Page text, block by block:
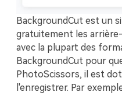
BackgroundCut est un
gratuitement les
avec la plupart des
BackgroundCut pour
PhotoScissors, il est
l'enregistrer. Par